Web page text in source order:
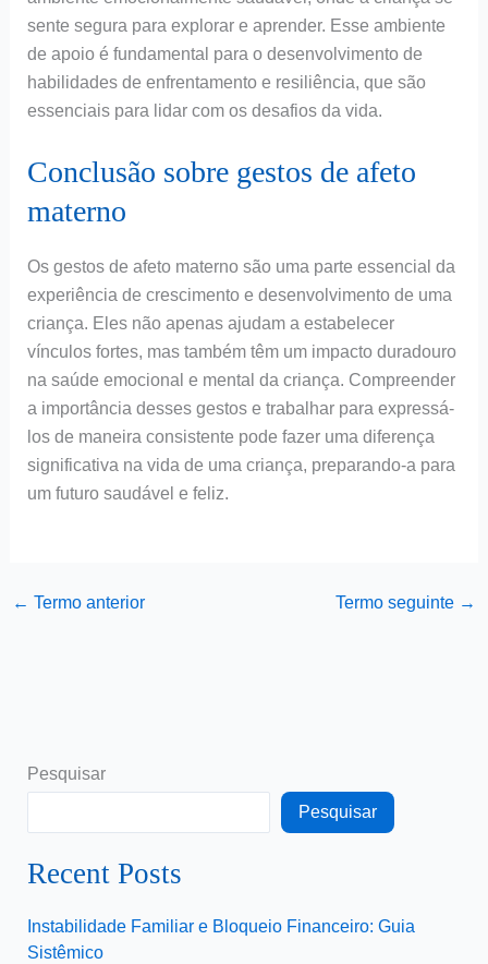
sente segura para explorar e aprender. Esse ambiente
de apoio é fundamental para o desenvolvimento de
habilidades de enfrentamento e resiliência, que são
essenciais para lidar com os desafios da vida.
Conclusão sobre gestos de afeto
materno
Os gestos de afeto materno são uma parte essencial da
experiência de crescimento e desenvolvimento de uma
criança. Eles não apenas ajudam a estabelecer
vínculos fortes, mas também têm um impacto duradouro
na saúde emocional e mental da criança. Compreender
a importância desses gestos e trabalhar para expressá-
los de maneira consistente pode fazer uma diferença
significativa na vida de uma criança, preparando-a para
um futuro saudável e feliz.
← Termo anterior Termo seguinte →
Pesquisar
Pesquisar
Recent Posts
Instabilidade Familiar e Bloqueio Financeiro: Guia
Sistêmico